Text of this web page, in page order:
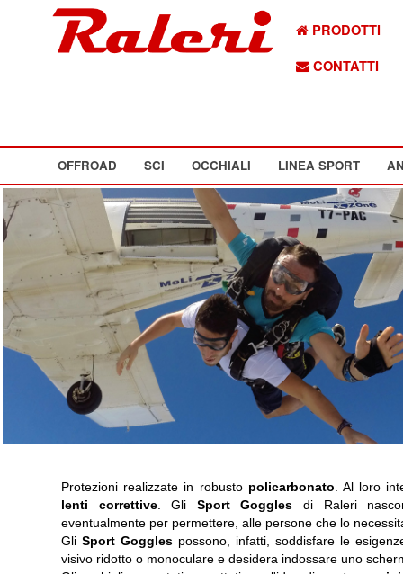
PRODOTTI
CONTATTI
OFFROAD SCI OCCHIALI LINEA SPORT
Protezioni realizzate in robusto policarbonato . Al loro
lenti correttive. Gli Sport Goggles di Raleri
eventualmente per permettere, alle persone che lo
Gli Sport Gogglespossono, infatti, soddisfare le
visivo ridotto o monoculare e desidera indossare uno